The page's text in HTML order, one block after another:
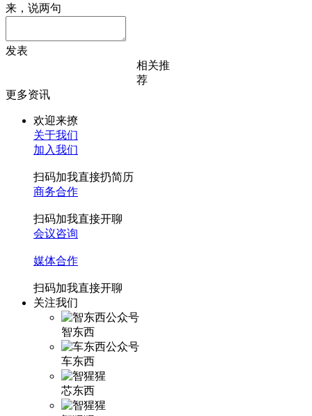
来，说两句
发表
相关推
荐
更多资讯
欢迎来撩
关于我们
加入我们
扫码加我直接扔简历
商务合作
扫码加我直接开聊
会议咨询
媒体合作
扫码加我直接开聊
关注我们
智东西
车东西
芯东西